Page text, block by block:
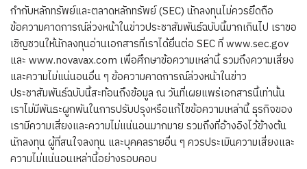
กำกับหลักทรัพย์และตลาดหลักทรัพย์ (SEC) นักลงทุนไม่ควรยึดถือ
ข้อความคาดการณ์ล่วงหน้าในข่าวประชาสัมพันธ์ฉบับนี้มากเกินไป เราขอ
เชิญชวนให้นักลงทุนอ่านเอกสารที่เราได้ยื่นต่อ SEC ที่ www.sec.gov
และ www.novavax.com เพื่อศึกษาข้อความเหล่านี้ รวมถึงความเสี่ยง
และความไม่แน่นอนอื่น ๆ ข้อความคาดการณ์ล่วงหน้าในข่าว
ประชาสัมพันธ์ฉบับนี้สะท้อนถึงข้อมูล ณ วันที่เผยแพร่เอกสารนี้เท่านั้น
เราไม่มีพันธะผูกพันในการปรับปรุงหรือแก้ไขข้อความเหล่านี้ ธุรกิจของ
เรามีความเสี่ยงและความไม่แน่นอนมากมาย รวมถึงที่อ้างอิงไว้ข้างต้น
นักลงทุน ผู้ที่สนใจลงทุน และบุคคลรายอื่น ๆ ควรประเมินความเสี่ยงและ
ความไม่แน่นอนเหล่านี้อย่างรอบคอบ